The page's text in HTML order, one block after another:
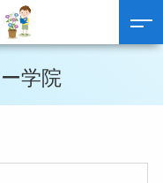
学院